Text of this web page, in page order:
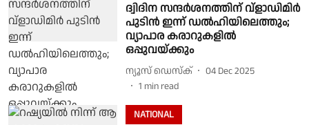
ദ്വിദിന സന്ദർശനത്തിന് വ്ളാഡിമിർ
പുടിൻ ഇന്ന് ഡൽഹിയിലെത്തും;
വ്യാപാര കരാറുകളിൽ
ഒപ്പുവയ്ക്കും
ന്യൂസ് ഡെസ്ക്
04 Dec 2025
1 min read
NATIONAL